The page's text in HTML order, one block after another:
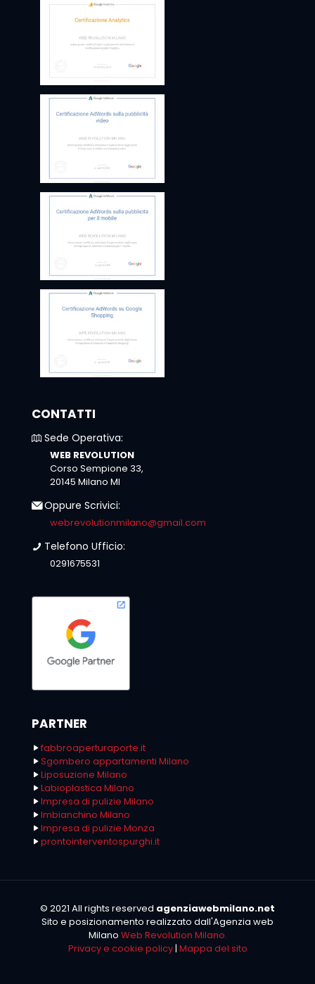
CONTATTI
Sede Operativa:
WEB REVOLUTION
Corso Sempione 33,
20145 Milano MI
Oppure Scrivici:
webrevolutionmilano@gmail.com
Telefono Ufficio:
0291675531
PARTNER
fabbroaperturaporte.it
Sgombero appartamenti Milano
Liposuzione Milano
Labioplastica Milano
Impresa di pulizie Milano
Imbianchino Milano
Impresa di pulizie Monza
prontointerventospurghi.it
© 2021 All rights reserved agenziawebmilano.net
Sito e posizionamento realizzato dall'Agenzia web
Milano Web Revolution Milano.
Privacy e cookie policy| Mappa del sito